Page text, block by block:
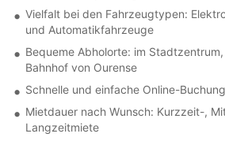
Vielfalt bei den Fahrzeugtypen:
und Automatikfahrzeuge
Bequeme Abholorte: im
Bahnhof von Ourense
Schnelle und einfache Online-Buchung
Mietdauer nach Wunsch: Kurzzeit-,
Langzeitmiete